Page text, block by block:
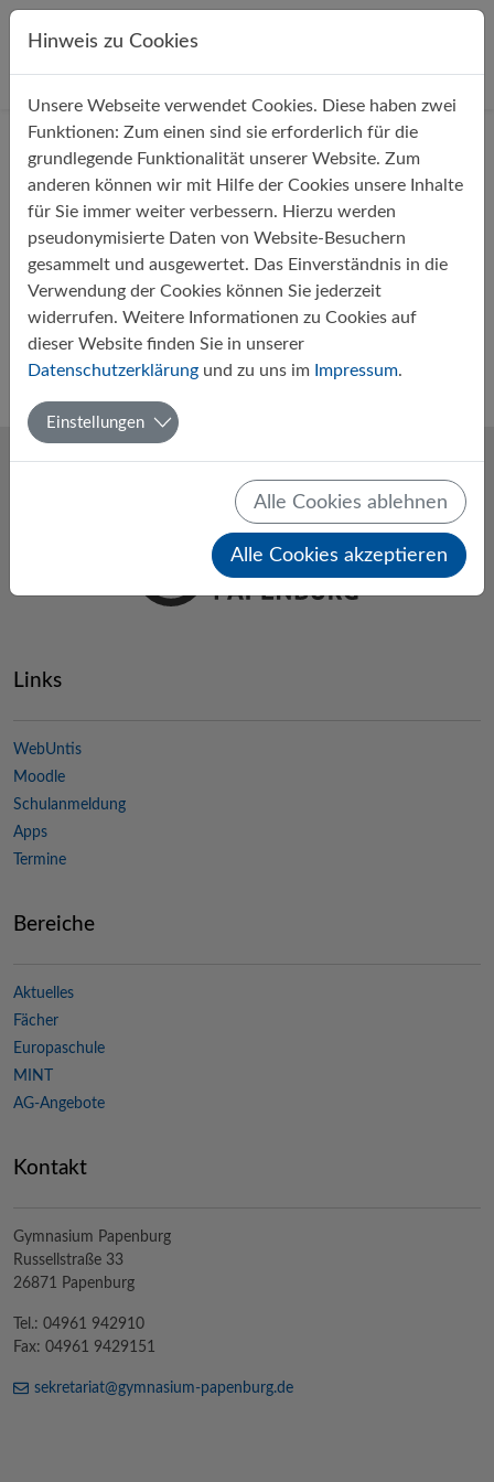
Direkt zur Hauptnavigation springen
Direkt zum Inhalt springen
StartseiteÜber uns Aktuelles
Filter
Monate
Links
WebUntis
Moodle
Schulanmeldung
Apps
Termine
Bereiche
Aktuelles
Fächer
Europaschule
MINT
AG-Angebote
Kontakt
Gymnasium Papenburg
Russellstraße 33
26871 Papenburg
Tel.: 04961 942910
Fax: 04961 9429151
sekretariat@gymnasium-papenburg.de
Hinweis zu Cookies
Unsere Webseite verwendet Cookies. Diese haben zwei
Funktionen: Zum einen sind sie erforderlich für die
grundlegende Funktionalität unserer Website. Zum
anderen können wir mit Hilfe der Cookies unsere Inhalte
für Sie immer weiter verbessern. Hierzu werden
pseudonymisierte Daten von Website-Besuchern
gesammelt und ausgewertet. Das Einverständnis in die
Verwendung der Cookies können Sie jederzeit
widerrufen. Weitere Informationen zu Cookies auf
dieser Website finden Sie in unserer
Datenschutzerklärung und zu uns im Impressum.
Einstellungen
Alle Cookies ablehnen
Alle Cookies akzeptieren